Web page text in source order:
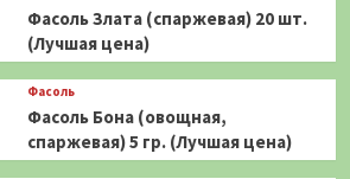
Фасоль Злата (спаржевая) 20 шт.
(Лучшая цена)
Фасоль
Фасоль Бона (овощная,
спаржевая) 5 гр. (Лучшая цена)